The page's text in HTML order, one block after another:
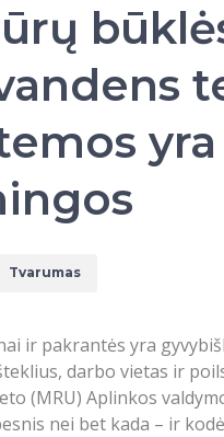
yra
Tvarumas
ir pakrantės yra
darbo vietas ir
(MRU) Aplinkos
nei bet kada – ir